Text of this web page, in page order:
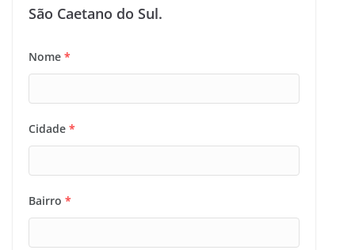
São Caetano do Sul.
Nome *
Cidade *
Bairro *